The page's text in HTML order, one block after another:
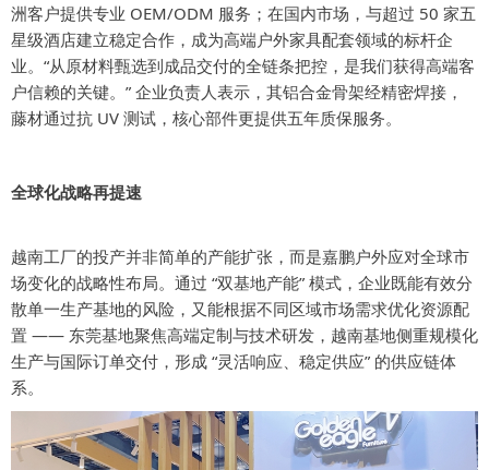
洲客户提供专业 OEM/ODM 服务；在国内市场，与超过 50 家五
星级酒店建立稳定合作，成为高端户外家具配套领域的标杆企
业。“从原材料甄选到成品交付的全链条把控，是我们获得高端客
户信赖的关键。” 企业负责人表示，其铝合金骨架经精密焊接，
藤材通过抗 UV 测试，核心部件更提供五年质保服务。
全球化战略再提速
越南工厂的投产并非简单的产能扩张，而是嘉鹏户外应对全球市
场变化的战略性布局。通过 “双基地产能” 模式，企业既能有效分
散单一生产基地的风险，又能根据不同区域市场需求优化资源配
置 —— 东莞基地聚焦高端定制与技术研发，越南基地侧重规模化
生产与国际订单交付，形成 “灵活响应、稳定供应” 的供应链体
系。